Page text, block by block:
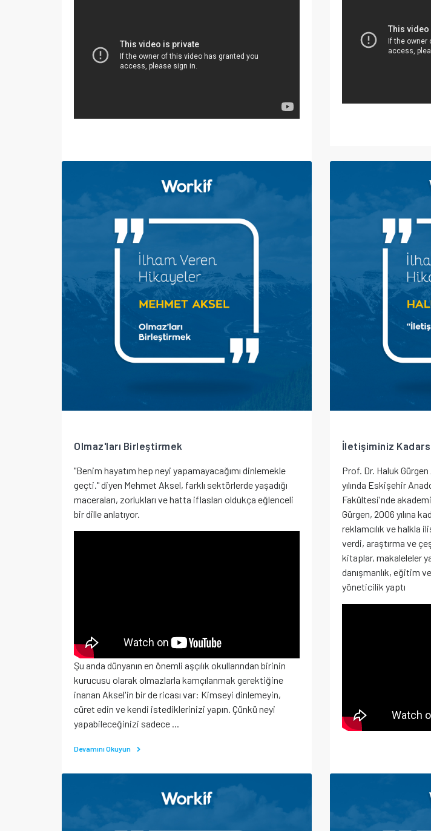
Olmaz'ları Birleştirmek
"Benim hayatım hep neyi yapamayacağımı dinlemekle
geçti." diyen Mehmet Aksel, farklı sektörlerde yaşadığı
maceraları, zorlukları ve hatta iflasları oldukça eğlenceli
bir dille anlatıyor.
Şu anda dünyanın en önemli aşçılık okullarından birinin
kurucusu olarak olmazlarla kamçılanmak gerektiğine
inanan Aksel'in bir de ricası var: Kimseyi dinlemeyin,
cüret edin ve kendi istediklerinizi yapın. Çünkü neyi
yapabileceğinizi sadece ...
Devamını Okuyun
İletişiminiz
Prof. Dr. Haluk
yılında Eskişehir
Fakültesi'nde
Gürgen, 2006 yılına
reklamcılık ve halkla
verdi, araştırma ve
kitaplar, makaleleler
danışmanlık, eğitim
yöneticilik yaptı